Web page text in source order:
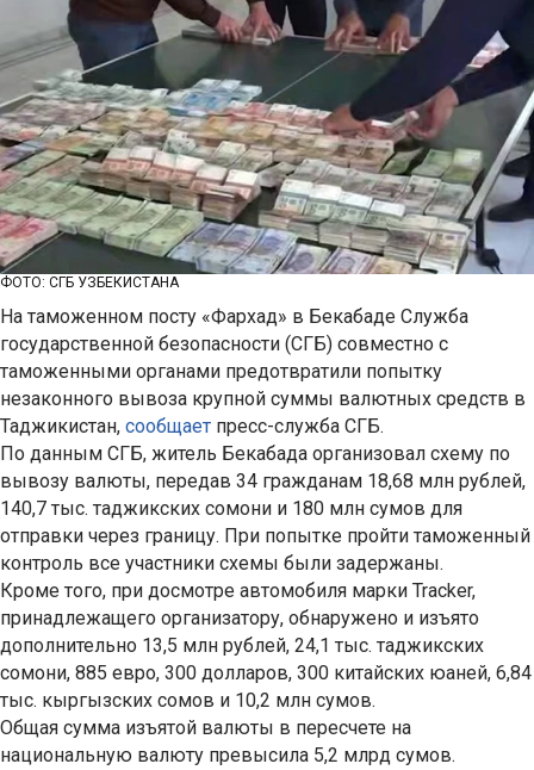
ФОТО: СГБ УЗБЕКИСТАНА
На таможенном посту «Фархад» в Бекабаде Служба
государственной безопасности (СГБ) совместно с
таможенными органами предотвратили попытку
незаконного вывоза крупной суммы валютных средств в
Таджикистан, сообщает пресс-служба СГБ.
По данным СГБ, житель Бекабада организовал схему по
вывозу валюты, передав 34 гражданам 18,68 млн рублей,
140,7 тыс. таджикских сомони и 180 млн сумов для
отправки через границу. При попытке пройти таможенный
контроль все участники схемы были задержаны.
Кроме того, при досмотре автомобиля марки Tracker,
принадлежащего организатору, обнаружено и изъято
дополнительно 13,5 млн рублей, 24,1 тыс. таджикских
сомони, 885 евро, 300 долларов, 300 китайских юаней, 6,84
тыс. кыргызских сомов и 10,2 млн сумов.
Общая сумма изъятой валюты в пересчете на
национальную валюту превысила 5,2 млрд сумов.